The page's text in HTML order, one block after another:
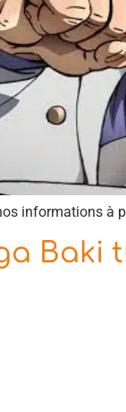
informations à
Baki